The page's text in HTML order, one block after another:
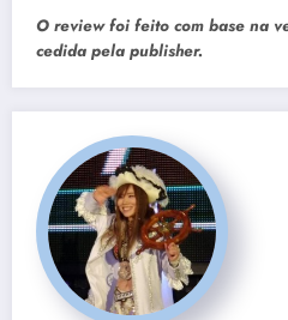
O review foi feito com base na
cedida pela publisher.